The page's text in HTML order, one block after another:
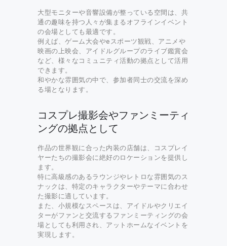
大型モニターや音響設備が整っている空間は、共
通の趣味を持つ人々が集まるオフラインイベント
の会場としても最適です。
例えば、ゲーム大会やeスポーツ観戦、アニメや
映画の上映会、アイドルグループのライブ鑑賞会
など、様々なコミュニティ活動の拠点として活用
できます。
和やかな雰囲気の中で、参加者同士の交流を深め
る場となります。
コスプレ撮影会やファンミーティ
ングの拠点として
作品の世界観に合った内装の店舗は、コスプレイ
ヤーたちの撮影会に絶好のロケーションを提供し
ます。
特に高級感のあるラウンジやレトロな雰囲気のス
ナックは、特定のキャラクターやテーマに合わせ
た撮影に適しています。
また、小規模なスペースは、アイドルやクリエイ
ターがファンと交流するファンミーティングの会
場としても利用され、アットホームなイベントを
実現します。